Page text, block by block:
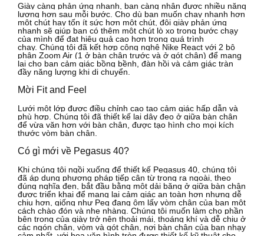
Giày càng phản ứng nhanh, bạn càng nhận được nhiều năng
lượng hơn sau mỗi bước. Cho dù bạn muốn chạy nhanh hơn
một chút hay tốn ít sức hơn một chút, đôi giày phản ứng
nhanh sẽ giúp bạn có thêm một chút lò xo trong bước chạy
của mình để đạt hiệu quả cao hơn trong quá trình
chạy. Chúng tôi đã kết hợp công nghệ Nike React với 2 bộ
phận Zoom Air (1 ở bàn chân trước và ở gót chân) để mang
lại cho bạn cảm giác bồng bềnh, đàn hồi và cảm giác tràn
đầy năng lượng khi di chuyển.
Mời Fit and Feel
Lưới một lớp được điều chỉnh cao tạo cảm giác hấp dẫn và
phù hợp. Chúng tôi đã thiết kế lại dây đeo ở giữa bàn chân
để vừa vặn hơn với bàn chân, được tạo hình cho mọi kích
thước vòm bàn chân.
Có gì mới về Pegasus 40?
Khi chúng tôi ngồi xuống để thiết kế Pegasus 40, chúng tôi
đã áp dụng phương pháp tiếp cận từ trong ra ngoài, theo
đúng nghĩa đen, bắt đầu bằng một dải băng ở giữa bàn chân
được triển khai để mang lại cảm giác an toàn hơn nhưng dễ
chịu hơn, giống như Peg đang ôm lấy vòm chân của bạn một
cách chào đón và nhẹ nhàng. Chúng tôi muốn làm cho phần
bên trong của giày trở nên thoải mái, thoáng khí và dễ chịu ở
các ngón chân, vòm và gót chân, nơi bàn chân của bạn nhạy